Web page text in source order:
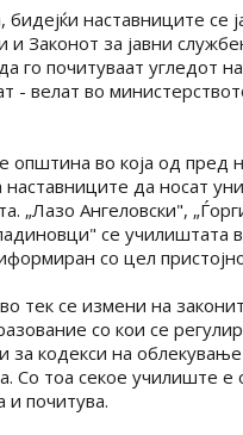
бидејќи наставниците се
и Законот за јавни
го почитуваат угледот
- велат во
општина во која од пред
наставниците да носат
„Лазо Ангеловски",
се училиштата
со цел
тек се измени на
со кои се
за кодекси на
Со тоа секое училиште е
и почитува.